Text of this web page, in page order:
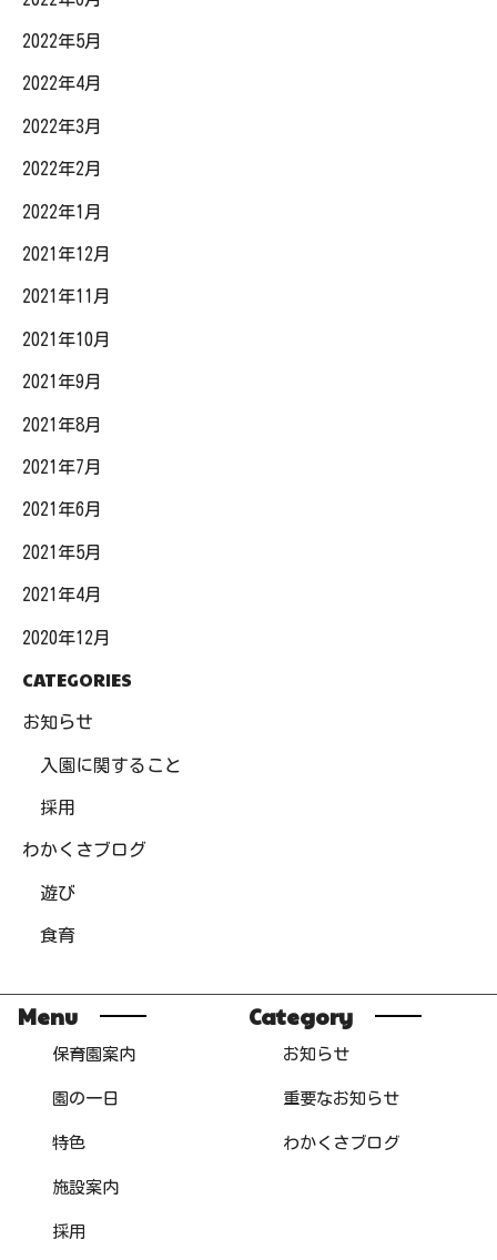
2022年5月
2022年4月
2022年3月
2022年2月
2022年1月
2021年12月
2021年11月
2021年10月
2021年9月
2021年8月
2021年7月
2021年6月
2021年5月
2021年4月
2020年12月
CATEGORIES
お知らせ
入園に関すること
採用
わかくさブログ
遊び
食育
Menu
保育園案内
園の一日
特色
施設案内
採用
Category
お知らせ
重要なお知らせ
わかくさブログ